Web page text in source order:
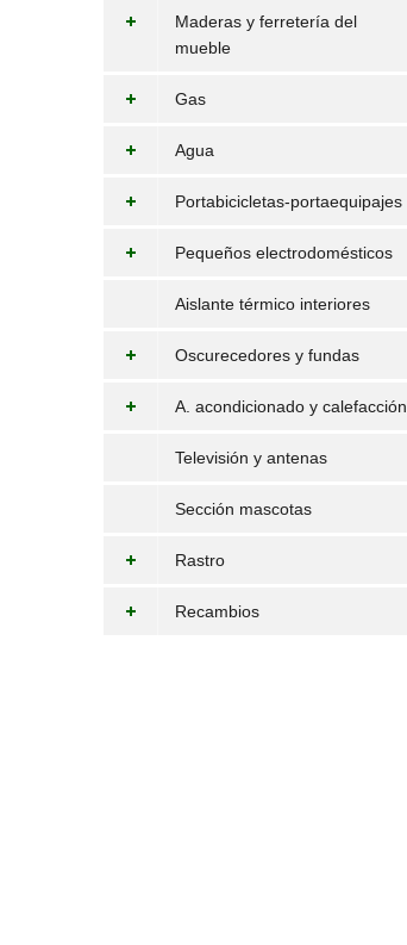
Maderas y ferretería del
mueble
Gas
Agua
Portabicicletas-portaequipajes
Pequeños electrodomésticos
Aislante térmico interiores
Oscurecedores y fundas
A. acondicionado y calefacción
Televisión y antenas
Sección mascotas
Rastro
Recambios